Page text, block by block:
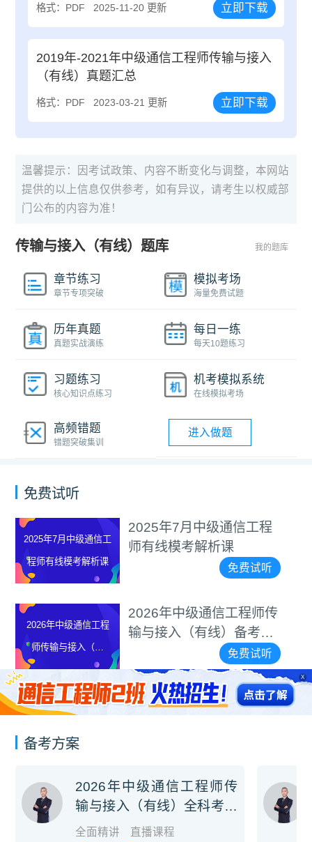
格式：PDF 2025-11-20 更新 立即下载
2019年-2021年中级通信工程师传输与接入
（有线）真题汇总
格式：PDF 2023-03-21 更新 立即下载
温馨提示：因考试政策、内容不断变化与调整，本网站
提供的以上信息仅供参考，如有异议，请考生以权威部
门公布的内容为准！
传输与接入（有线）题库 我的题库
章节练习
章节专项突破
模拟考场
海量免费试题
历年真题
真题实战演练
每日一练
每天10题练习
习题练习
核心知识点练习
机考模拟系统
在线模拟考场
高频错题
错题突破集训
进入做题
免费试听
2025年7月中级通信工
程师有线模考解析课
2025年7月中级通信工程
师有线模考解析课
免费试听
2026年中级通信工程
师传输与接入（有
线）备考攻略
2026年中级通信工程师传
输与接入（有线）备考攻
免费试听
X
备考方案
2026年中级通信工程师传
输与接入（有线）全科考前
冲刺班
全面精讲 直播课程